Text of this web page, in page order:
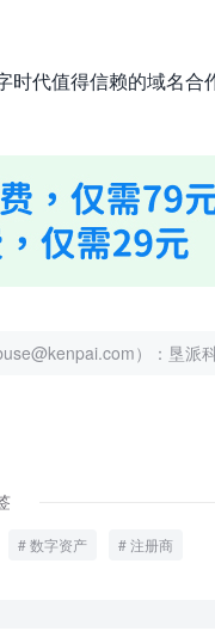
代值得信赖的域名合
）： 垦派
数字资产 注册商